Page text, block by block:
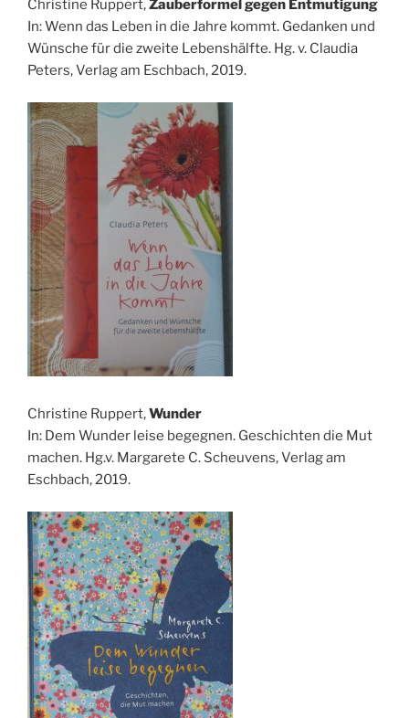
Christine Ruppert,Zauberformel gegen Entmutigung
In: Wenn das Leben in die Jahre kommt. Gedanken und
Wünsche für die zweite Lebenshälfte. Hg. v. Claudia
Peters, Verlag am Eschbach, 2019.
Christine Ruppert,Wunder
In: Dem Wunder leise begegnen. Geschichten die Mut
machen. Hg.v. Margarete C. Scheuvens, Verlag am
Eschbach, 2019.